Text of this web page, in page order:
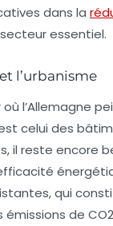
dans la
essentiel.
l’urbanisme
l’Allemagne
celui des
il reste encore
qui
de